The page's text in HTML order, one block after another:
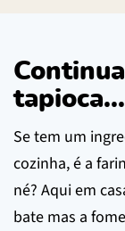
tapioca...
Se tem um
cozinha, é a
né? Aqui em
bate mas a